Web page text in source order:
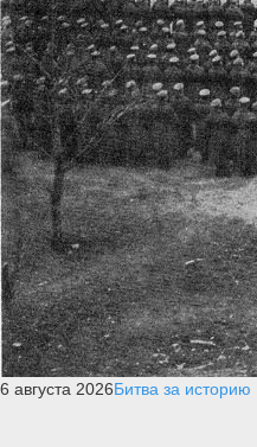
6 августа 2026Битва за историю